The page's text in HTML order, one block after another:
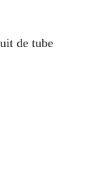
de tube